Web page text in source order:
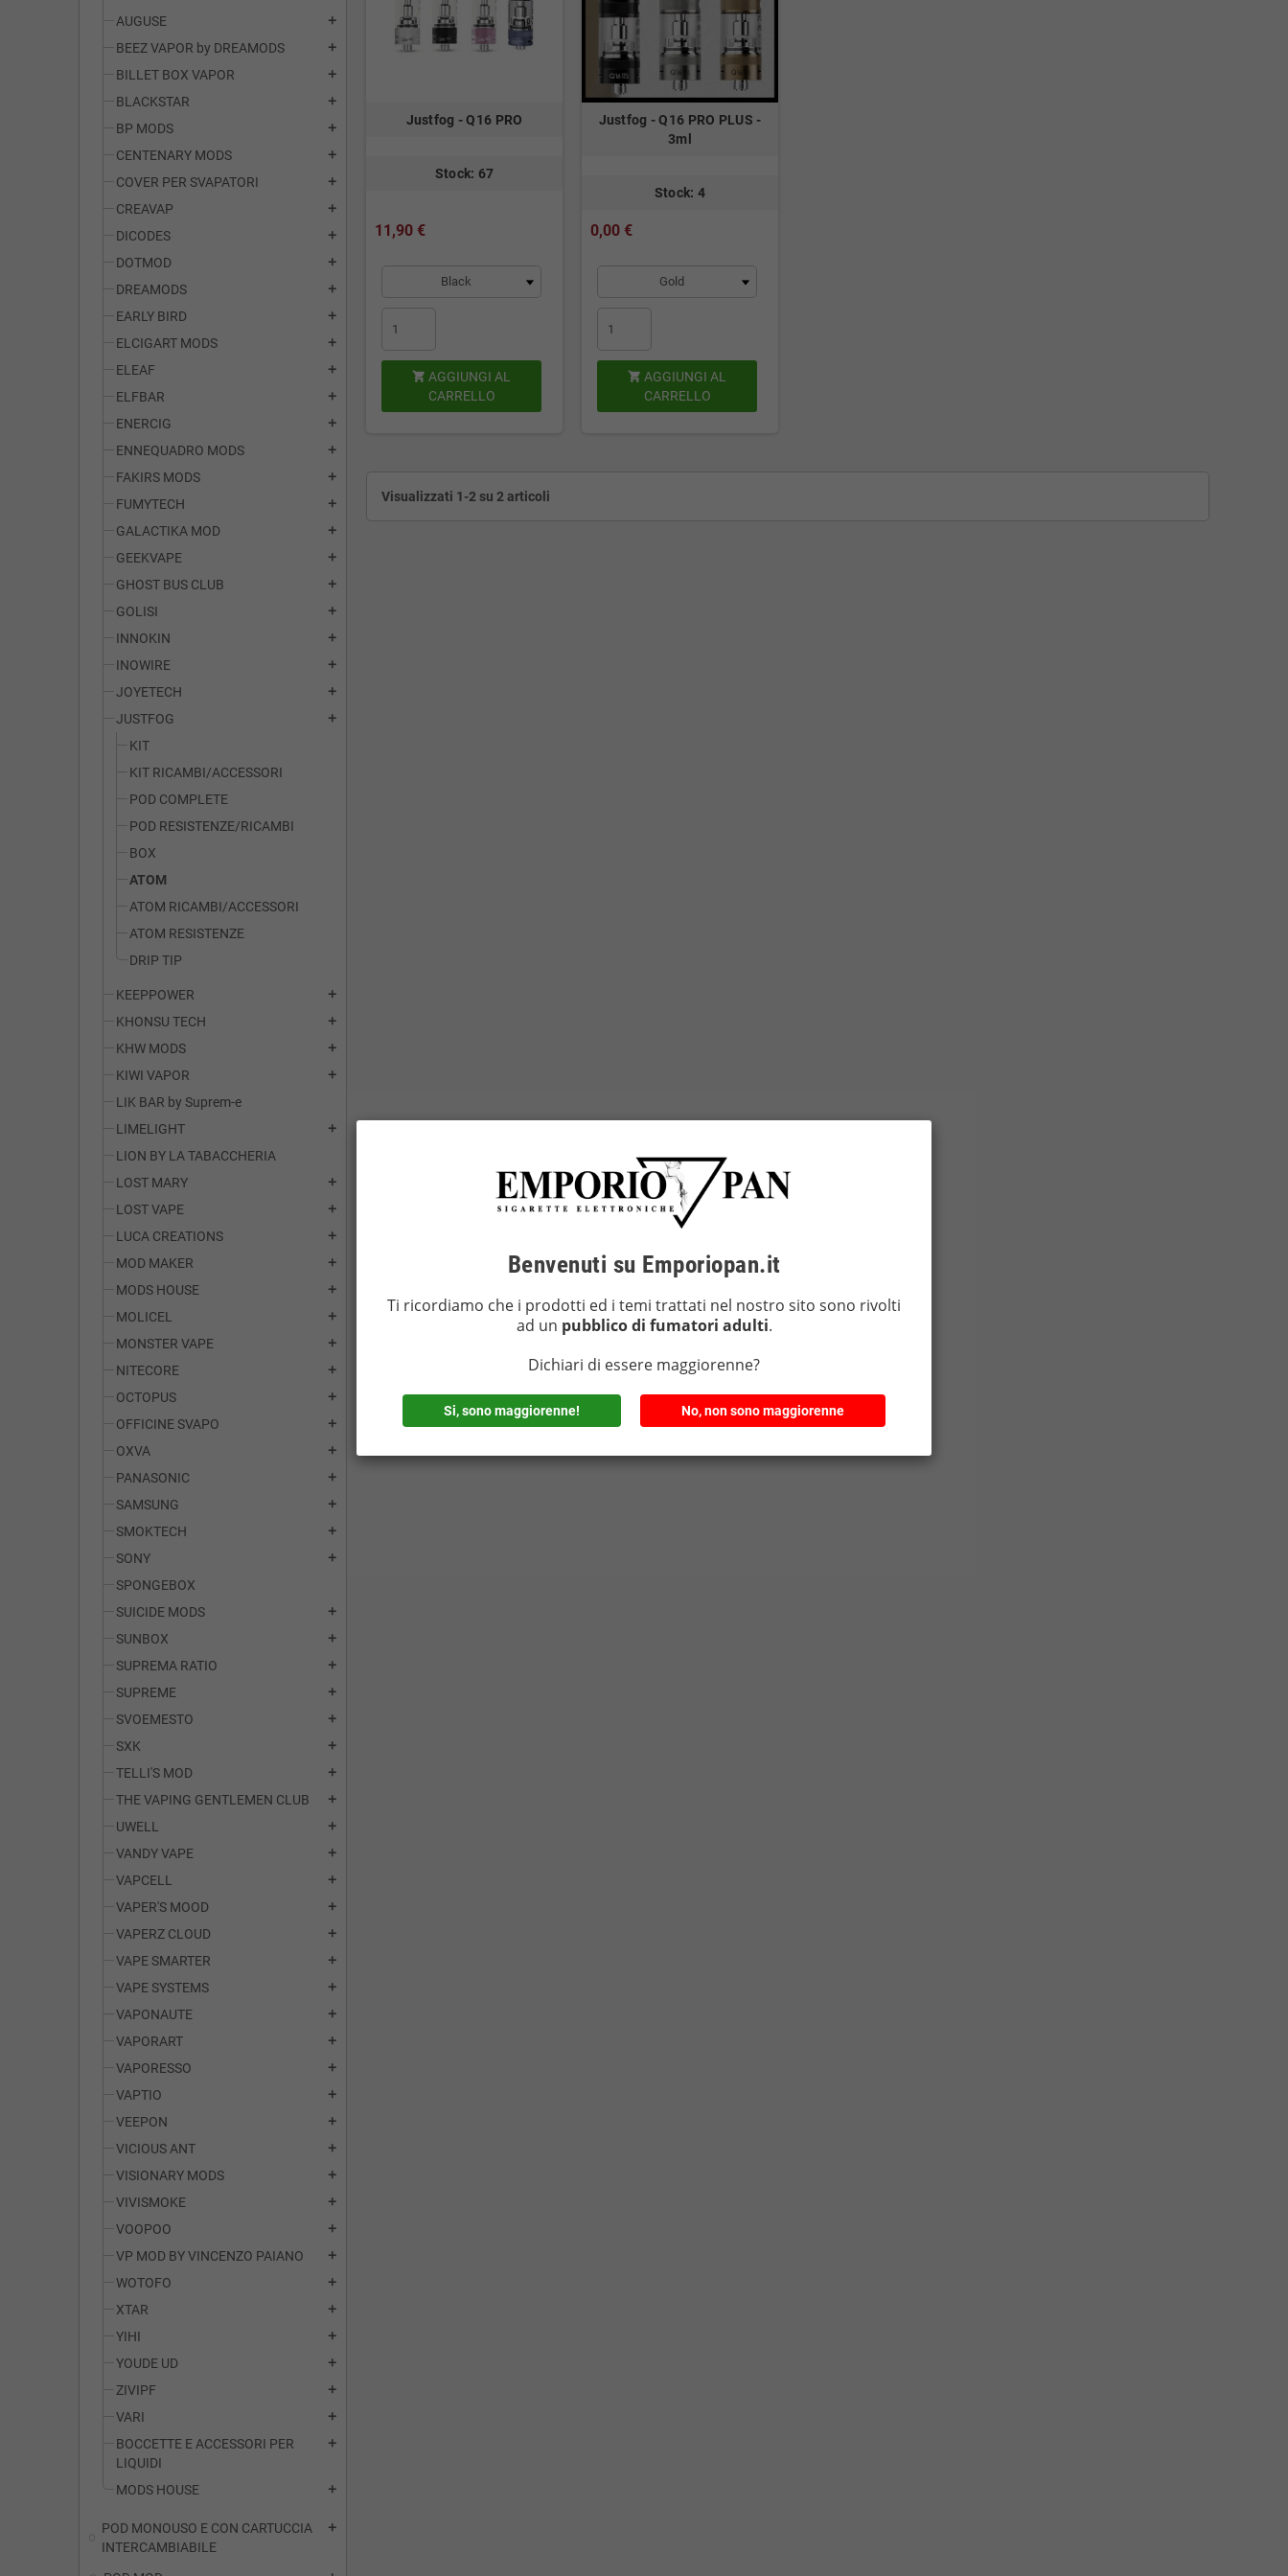
AUGUSE
add
BEEZ VAPOR by DREAMODS add
BILLET BOX VAPOR add
BLACKSTAR add
BP MODS add
CENTENARY MODS add
COVER PER SVAPATORI add
CREAVAP add
DICODES add
DOTMOD add
DREAMODS add
EARLY BIRD add
ELCIGART MODS add
ELEAF add
ELFBAR add
ENERCIG add
ENNEQUADRO MODS add
FAKIRS MODS add
FUMYTECH add
GALACTIKA MOD add
GEEKVAPE add
GHOST BUS CLUB add
GOLISI add
INNOKIN add
INOWIRE add
JOYETECH add
JUSTFOG add
KIT
KIT RICAMBI/ACCESSORI
POD COMPLETE
POD RESISTENZE/RICAMBI
BOX
ATOM
ATOM RICAMBI/ACCESSORI
ATOM RESISTENZE
DRIP TIP
KEEPPOWER add
KHONSU TECH add
KHW MODS add
KIWI VAPOR add
LIK BAR by Suprem-e
LIMELIGHT
add
LION BY LA TABACCHERIA
LOST MARY
add
LOST VAPE add
LUCA CREATIONS add
MOD MAKER add
MODS HOUSE add
MOLICEL add
MONSTER VAPE add
NITECORE add
OCTOPUS add
OFFICINE SVAPO add
OXVA add
PANASONIC add
SAMSUNG add
SMOKTECH add
SONY add
SPONGEBOX
SUICIDE MODS
add
SUNBOX add
SUPREMA RATIO add
SUPREME add
SVOEMESTO add
SXK add
TELLI'S MOD add
THE VAPING GENTLEMEN CLUB add
UWELL add
VANDY VAPE add
VAPCELL add
VAPER'S MOOD add
VAPERZ CLOUD add
VAPE SMARTER add
VAPE SYSTEMS add
VAPONAUTE add
VAPORART add
VAPORESSO add
VAPTIO add
VEEPON add
VICIOUS ANT add
VISIONARY MODS add
VIVISMOKE add
VOOPOO add
VP MOD BY VINCENZO PAIANO add
WOTOFO add
XTAR add
YIHI add
YOUDE UD add
ZIVIPF add
VARI add
BOCCETTE E ACCESSORI PER
LIQUIDI
add
MODS HOUSE add
POD MONOUSO E CON CARTUCCIA
INTERCAMBIABILE
add
Justfog - Q16 PRO
Stock: 67
11,90 €
 AGGIUNGI AL
CARRELLO
Justfog - Q16 PRO PLUS -
3ml
Stock: 4
0,00 €
 AGGIUNGI AL
CARRELLO
Visualizzati 1-2 su 2 articoli
Benvenuti su Emporiopan.it
Ti ricordiamo che i prodotti ed i temi trattati nel nostro sito sono rivolti
ad un pubblico di fumatori adulti.
Dichiari di essere maggiorenne?
Si, sono maggiorenne! No, non sono maggiorenne